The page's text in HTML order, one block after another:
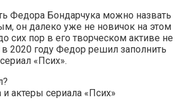
Федора Бондарчука можно назвать
он далеко уже не новичок на этом
сих пор в его творческом активе не
2020 году Федор решил заполнить
«Псих».
актеры сериала «Псих»